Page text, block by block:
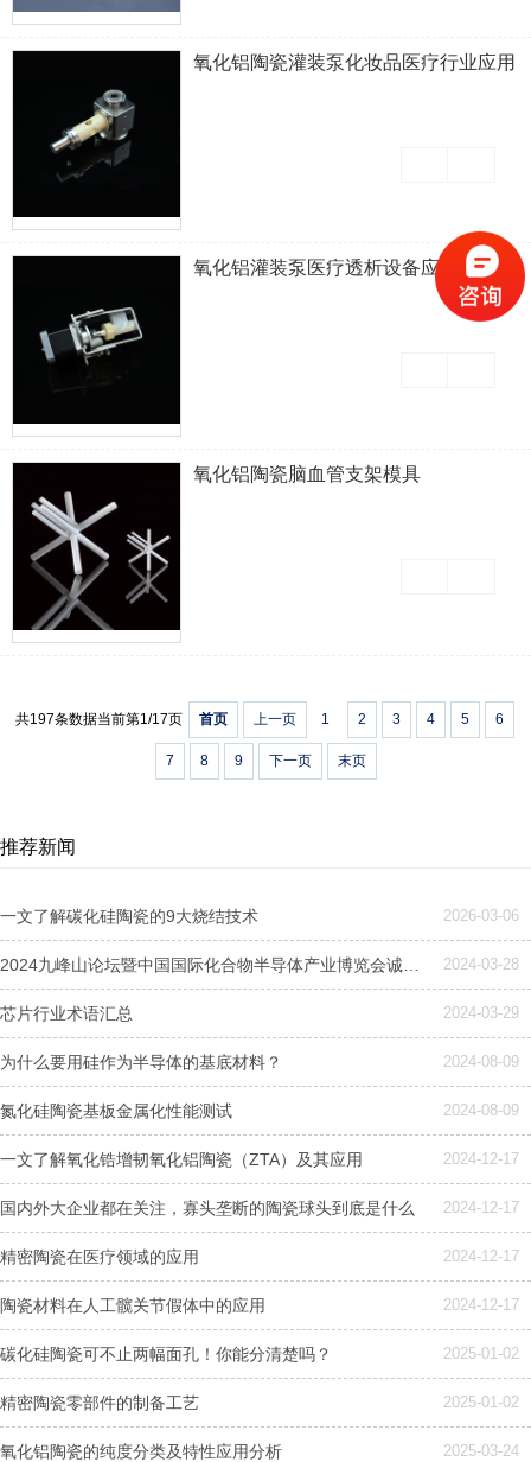
氧化铝陶瓷灌装泵化妆品医疗行业应用
氧化铝灌装泵医疗透析设备应用
氧化铝陶瓷脑血管支架模具
共197条数据当前第1/17页 首页 上一页 1 2 3 4 5 6
7 8 9 下一页 末页
推荐新闻
一文了解碳化硅陶瓷的9大烧结技术 2026-03-06
2024-03-28
芯片行业术语汇总 2024-03-29
为什么要用硅作为半导体的基底材料？ 2024-08-09
氮化硅陶瓷基板金属化性能测试 2024-08-09
一文了解氧化锆增韧氧化铝陶瓷（ZTA）及其应用 2024-12-17
国内外大企业都在关注，寡头垄断的陶瓷球头到底是什么 2024-12-17
精密陶瓷在医疗领域的应用 2024-12-17
陶瓷材料在人工髋关节假体中的应用 2024-12-17
碳化硅陶瓷可不止两幅面孔！你能分清楚吗？ 2025-01-02
精密陶瓷零部件的制备工艺 2025-01-02
氧化铝陶瓷的纯度分类及特性应用分析 2025-03-24